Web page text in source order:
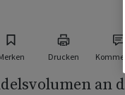
Drucken
an